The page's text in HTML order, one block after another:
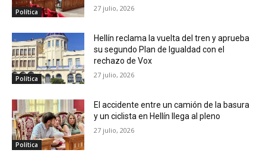
Política 27 julio, 2026
Política
Hellín reclama la vuelta del tren y aprueba
su segundo Plan de Igualdad con el
rechazo de Vox
27 julio, 2026
Política
El accidente entre un camión de la basura
y un ciclista en Hellín llega al pleno
27 julio, 2026